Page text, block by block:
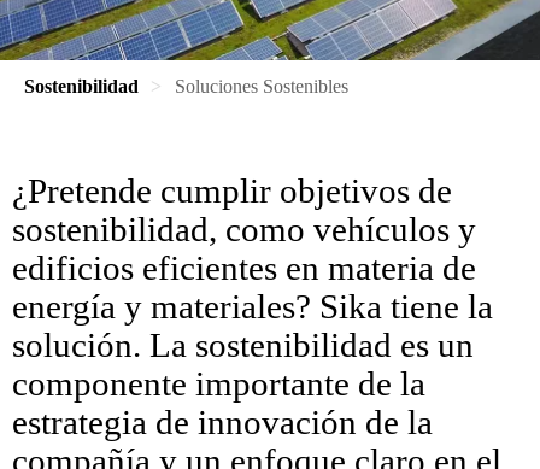
Sostenibilidad Soluciones Sostenibles
¿Pretende cumplir objetivos de
sostenibilidad, como vehículos y
edificios eficientes en materia de
energía y materiales? Sika tiene la
solución. La sostenibilidad es un
componente importante de la
estrategia de innovación de la
compañía y un enfoque claro en el